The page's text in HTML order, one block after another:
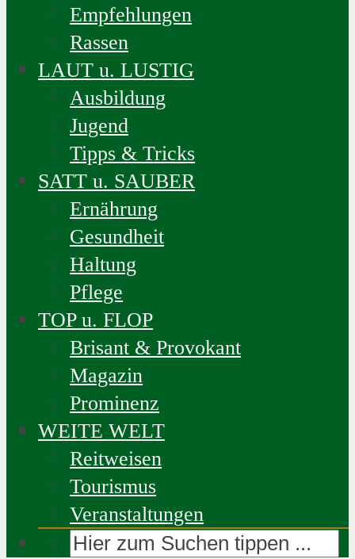
Empfehlungen
Rassen
LAUT u. LUSTIG
Ausbildung
Jugend
Tipps & Tricks
SATT u. SAUBER
Ernährung
Gesundheit
Haltung
Pflege
TOP u. FLOP
Brisant & Provokant
Magazin
Prominenz
WEITE WELT
Reitweisen
Tourismus
Veranstaltungen